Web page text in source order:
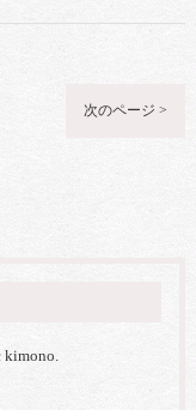
次のページ >
kimono.